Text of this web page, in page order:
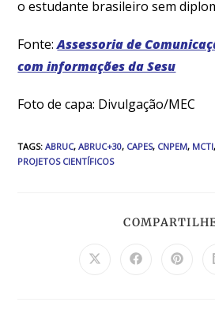
o estudante brasileiro sem
Fonte:Assessoria de
com informações da Sesu
Foto de capa: Divulgação/MEC
TAGS:ABRUC, ABRUC+30, CAPES, CNPEM, MCTI,
PROJETOS CIENTÍFICOS